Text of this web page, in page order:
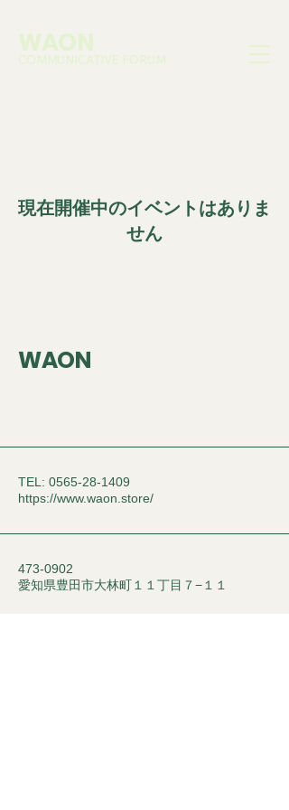
WAON
COMMUNICATIVE FORUM
現在開催中のイベントはありま
せん
WAON
TEL: 0565-28-1409
https://www.waon.store/
473-0902
​愛知県豊田市大林町１１丁目７−１１